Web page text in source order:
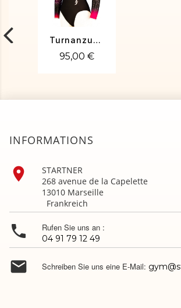
Turnanzug Samantha
95,00 €
INFORMATIONS

STARTNER
268 avenue de la Capelette
13010 Marseille
Frankreich
 Rufen Sie uns an :
04 91 79 12 49
 Schreiben Sie uns eine E-Mail: